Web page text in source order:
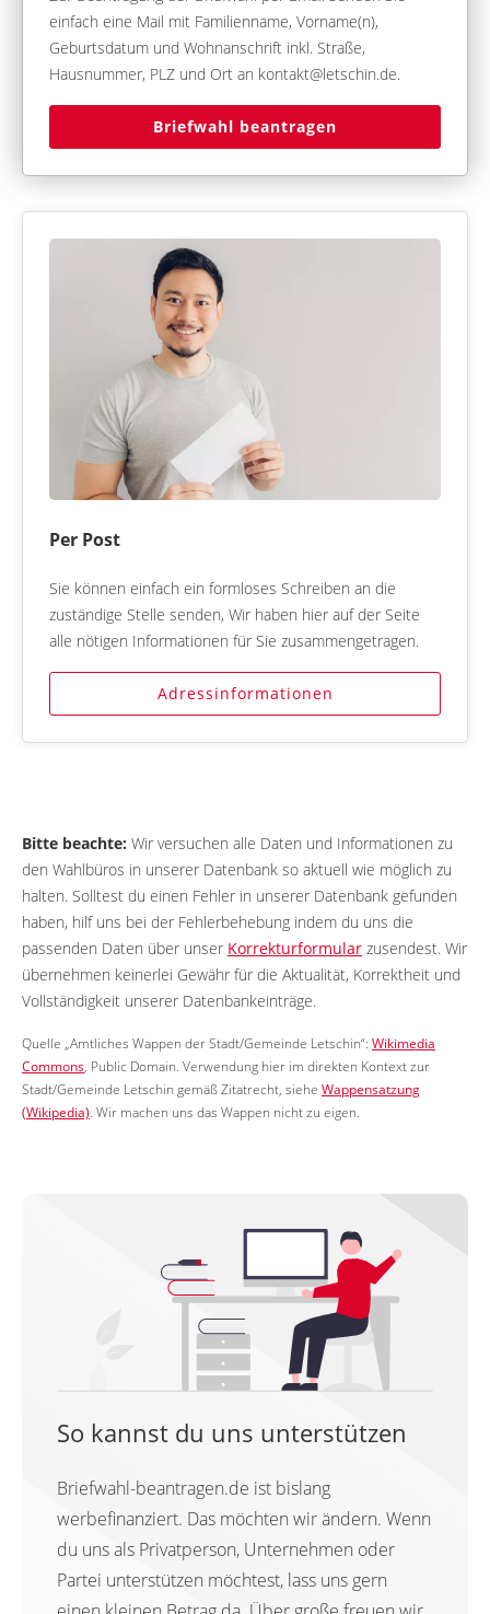
einfach eine Mail mit Familienname, Vorname(n),
Geburtsdatum und Wohnanschrift inkl. Straße,
Hausnummer, PLZ und Ort an kontakt@letschin.de.
Briefwahl beantragen
Per Post
Sie können einfach ein formloses Schreiben an die
zuständige Stelle senden, Wir haben hier auf der Seite
alle nötigen Informationen für Sie zusammengetragen.
Adressinformationen
Bitte beachte: Wir versuchen alle Daten und Informationen zu
den Wahlbüros in unserer Datenbank so aktuell wie möglich zu
halten. Solltest du einen Fehler in unserer Datenbank gefunden
haben, hilf uns bei der Fehlerbehebung indem du uns die
passenden Daten über unser Korrekturformular zusendest. Wir
übernehmen keinerlei Gewähr für die Aktualität, Korrektheit und
Vollständigkeit unserer Datenbankeinträge.
Quelle „Amtliches Wappen der Stadt/Gemeinde Letschin“: Wikimedia
Commons, Public Domain. Verwendung hier im direkten Kontext zur
Stadt/Gemeinde Letschin gemäß Zitatrecht, siehe Wappensatzung
(Wikipedia). Wir machen uns das Wappen nicht zu eigen.
So kannst du uns unterstützen
Briefwahl-beantragen.de ist bislang
werbefinanziert. Das möchten wir ändern. Wenn
du uns als Privatperson, Unternehmen oder
Partei unterstützen möchtest, lass uns gern